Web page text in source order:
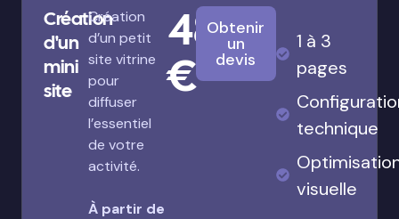
Création
d'un
mini
site
Création
d’un petit
site vitrine
pour
diffuser
l’essentiel
de votre
activité.
À partir de
480
€
Obtenir
un
devis
1 à 3
pages
technique
visuelle